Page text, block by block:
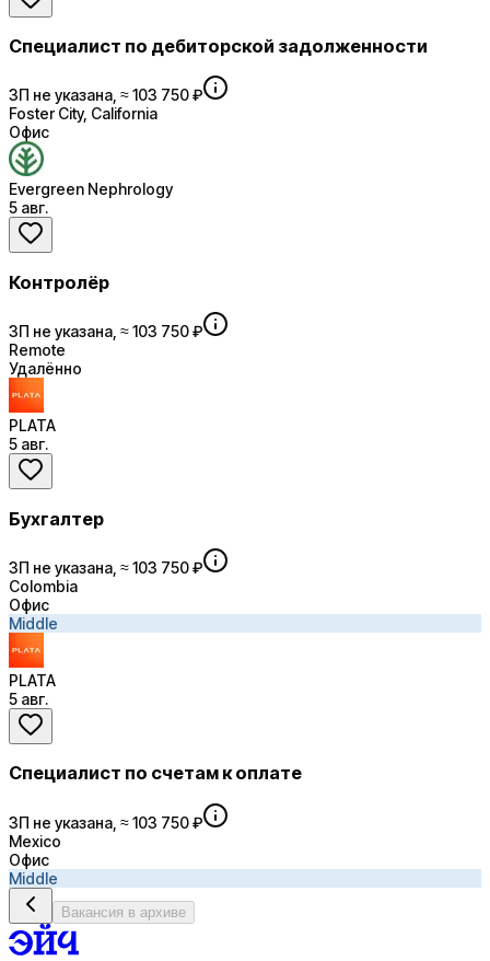
Специалист по дебиторской задолженности
ЗП не указана, ≈ 103 750 ₽
Foster City, California
Офис
Evergreen Nephrology
5 авг.
Контролёр
ЗП не указана, ≈ 103 750 ₽
Remote
Удалённо
PLATA
5 авг.
Бухгалтер
ЗП не указана, ≈ 103 750 ₽
Colombia
Офис
Middle
PLATA
5 авг.
Специалист по счетам к оплате
ЗП не указана, ≈ 103 750 ₽
Mexico
Офис
Middle
Вакансия в архиве